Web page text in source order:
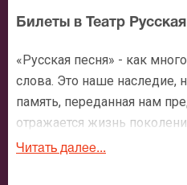
Билеты в Театр
«Русская песня» - как
слова. Это наше наследие,
память, переданная нам
отражается жизнь
бескрайней российской
Читать далее...